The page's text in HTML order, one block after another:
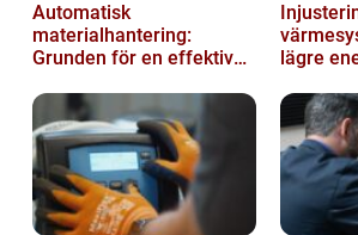
Automatisk
materialhantering:
Grunden för en effektiv
värmesystem
lägre